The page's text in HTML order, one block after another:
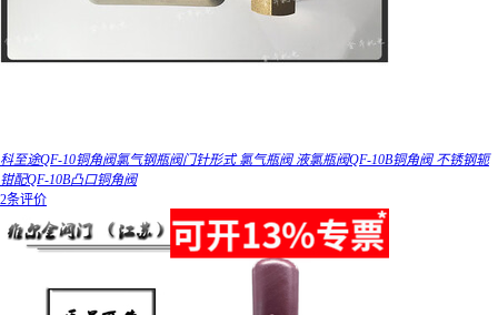
科至途QF-10铜角阀氯气钢瓶阀门针形式 氯气瓶阀 液氯瓶阀QF-10B铜角阀 不锈钢轭
钳配QF-10B凸口铜角阀
2条评价